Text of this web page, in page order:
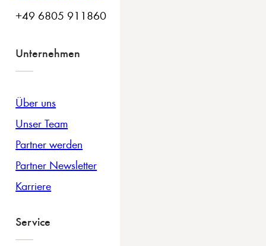
+49 6805 911860
Unternehmen
Über uns
Unser Team
Partner werden
Partner Newsletter
Karriere
Service